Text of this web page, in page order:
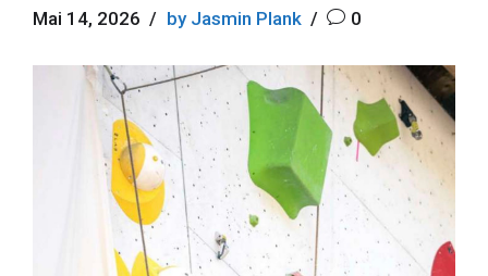
Mai 14, 2026 by Jasmin Plank 0